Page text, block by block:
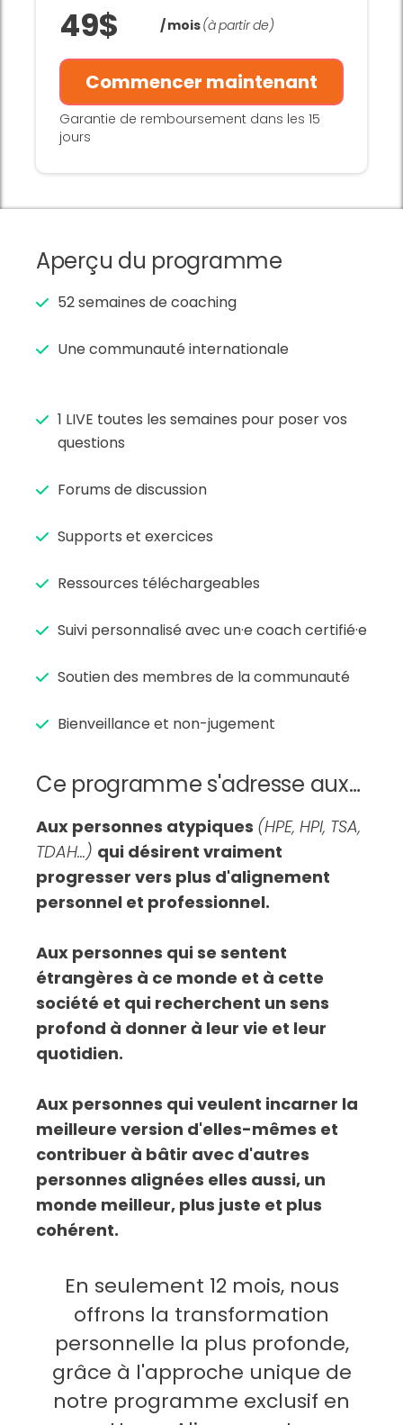
49$ / mois(à partir de)
Commencer maintenant
Garantie de remboursement dans les 15
jours
Aperçu du programme
52 semaines de coaching
Une communauté internationale
1 LIVE toutes les semaines pour poser vos
questions
Forums de discussion
Supports et exercices
Ressources téléchargeables
Suivi personnalisé avec un·e coach certifié·e
Soutien des membres de la communauté
Bienveillance et non-jugement
Ce programme s'adresse aux…
Aux personnes atypiques (HPE, HPI, TSA,
TDAH...) qui désirent vraiment
progresser vers plus d'alignement
personnel et professionnel.
Aux personnes qui se sentent
étrangères à ce monde et à cette
société et qui recherchent un sens
profond à donner à leur vie et leur
quotidien.
Aux personnes qui veulent incarner la
meilleure version d'elles-mêmes et
contribuer à bâtir avec d'autres
personnes alignées elles aussi, un
monde meilleur, plus juste et plus
cohérent.
En seulement 12 mois, nous
offrons la transformation
personnelle la plus profonde,
grâce à l'approche unique de
notre programme exclusif en